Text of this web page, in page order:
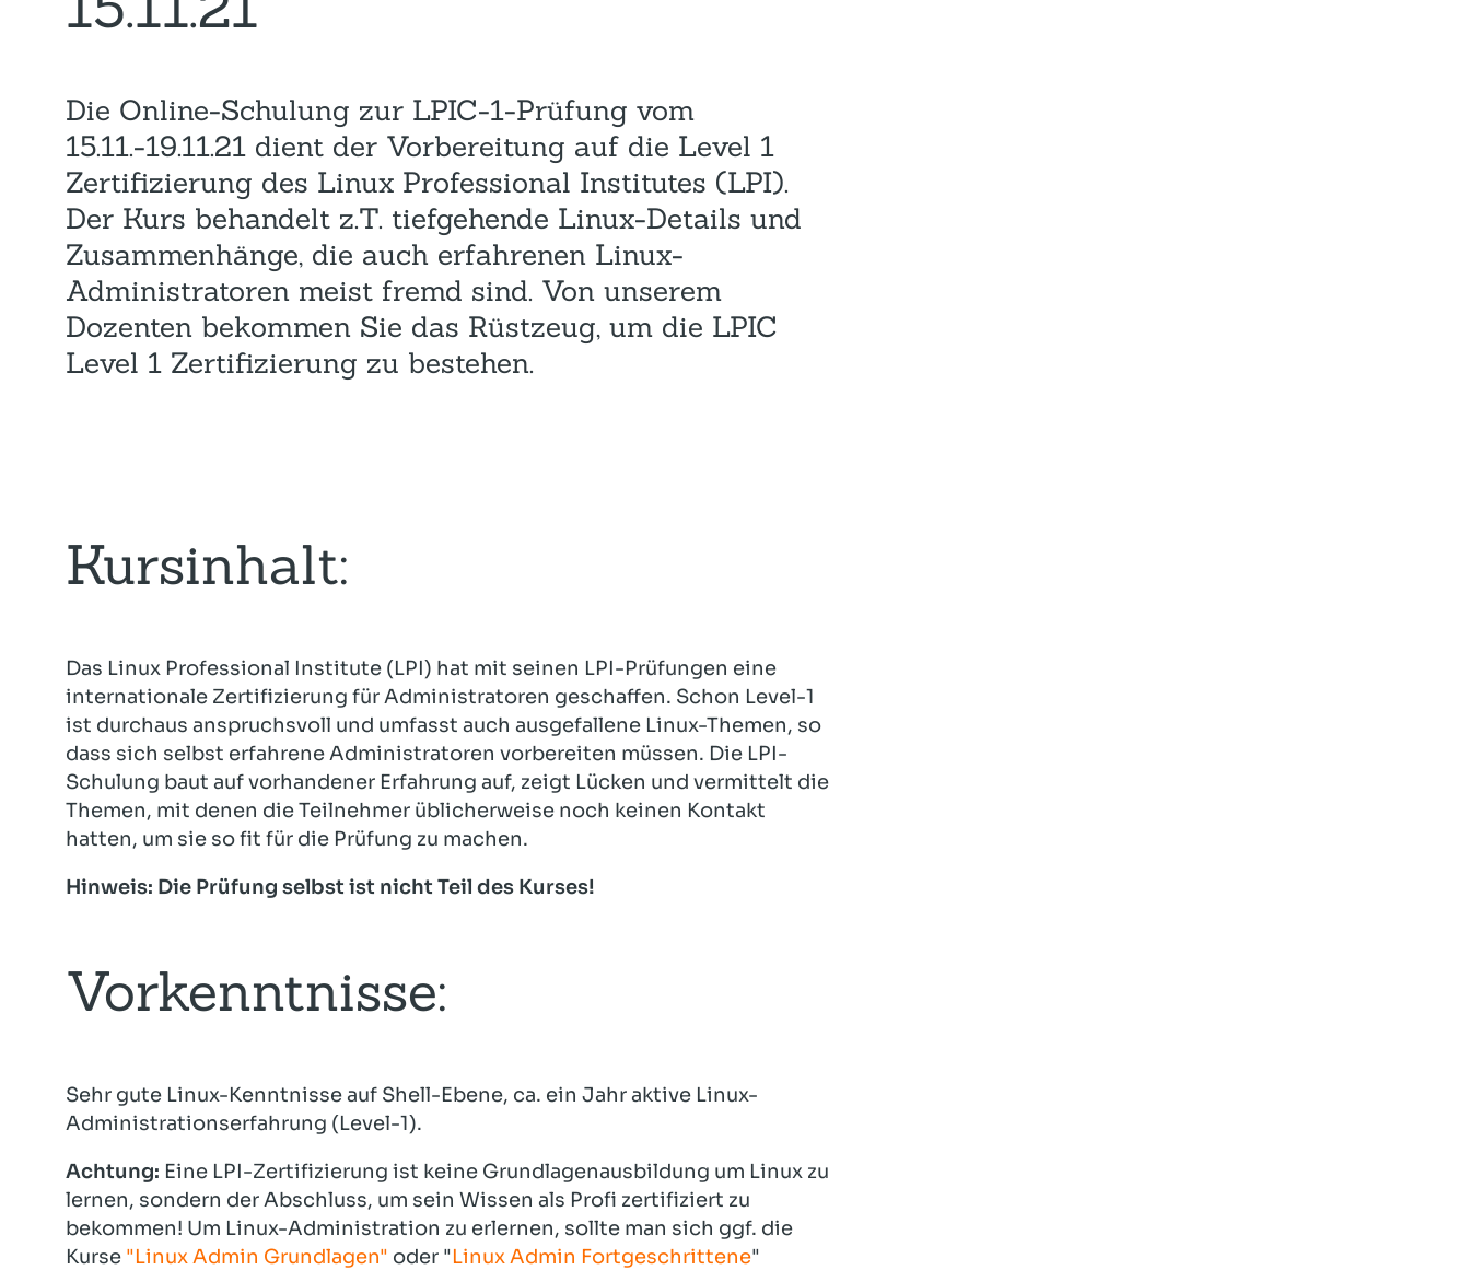
Hygienekonzept
Die Online-Schulung zur LPIC-1-Prüfung vom
15.11.-19.11.21 dient der Vorbereitung auf die Level 1
Zertifizierung des Linux Professional Institutes (LPI).
Der Kurs behandelt z.T. tiefgehende Linux-Details und
Zusammenhänge, die auch erfahrenen Linux-
Administratoren meist fremd sind. Von unserem
Dozenten bekommen Sie das Rüstzeug, um die LPIC
Level 1 Zertifizierung zu bestehen.
Kursinhalt:
Das Linux Professional Institute (LPI) hat mit seinen LPI-Prüfungen eine
internationale Zertifizierung für Administratoren geschaffen. Schon Level-1
ist durchaus anspruchsvoll und umfasst auch ausgefallene Linux-Themen, so
dass sich selbst erfahrene Administratoren vorbereiten müssen. Die LPI-
Schulung baut auf vorhandener Erfahrung auf, zeigt Lücken und vermittelt die
Themen, mit denen die Teilnehmer üblicherweise noch keinen Kontakt
hatten, um sie so fit für die Prüfung zu machen.
Hinweis: Die Prüfung selbst ist nicht Teil des Kurses!
Vorkenntnisse:
Sehr gute Linux-Kenntnisse auf Shell-Ebene, ca. ein Jahr aktive Linux-
Administrationserfahrung (Level-1).
Achtung: Eine LPI-Zertifizierung ist keine Grundlagenausbildung um Linux zu
lernen, sondern der Abschluss, um sein Wissen als Profi zertifiziert zu
bekommen! Um Linux-Administration zu erlernen, sollte man sich ggf. die
Kurse "Linux Admin Grundlagen" oder "Linux Admin Fortgeschrittene"